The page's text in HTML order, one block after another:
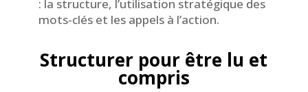
: la structure, l’utilisation stratégique des
mots-clés et les appels à l’action.
Structurer pour être lu et
compris